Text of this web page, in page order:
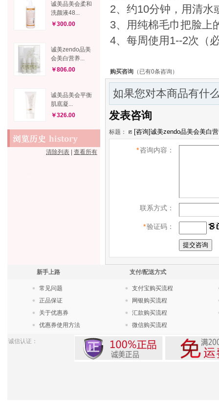
2、约10分钟，用清水
3、用纯棉毛巾把脸上
4、每周使用1--2次（
购买咨询 （已有0条咨询）
如果您对本商品有什
发表咨询
标题：
*咨询内容：
联系方式：
*验证码：
诚美品美会柔和
洗颜液48...
￥300.00
诚美zendo品美
会美白营养...
￥806.00
诚美品美会平衡
肌底凝...
￥326.00
清除列表 查看所有
新手上路
常见问题
正品保证
关于优惠券
优惠券使用方法
支付/配送方式
支付宝购买流程
网银购买流程
汇款购买流程
微信购买流程
诚信认证：